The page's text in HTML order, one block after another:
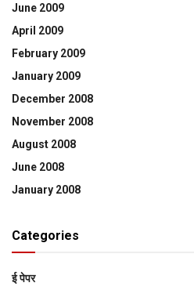
June 2009
April 2009
February 2009
January 2009
December 2008
November 2008
August 2008
June 2008
January 2008
Categories
ई पेपर